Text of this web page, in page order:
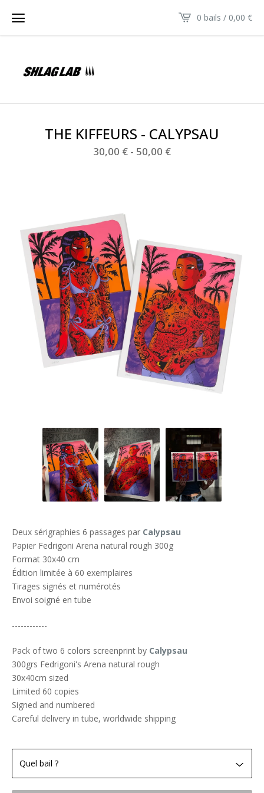
0 bails / 0,00 €
THE KIFFEURS - CALYPSAU
30,00 € - 50,00 €
Deux sérigraphies 6 passages par Calypsau
Papier Fedrigoni Arena natural rough 300g
Format 30x40 cm
Édition limitée à 60 exemplaires
Tirages signés et numérotés
Envoi soigné en tube
------------
Pack of two 6 colors screenprint by Calypsau
300grs Fedrigoni's Arena natural rough
30x40cm sized
Limited 60 copies
Signed and numbered
Careful delivery in tube, worldwide shipping